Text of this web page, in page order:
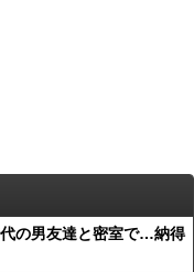
代の男友達と密室で…納得